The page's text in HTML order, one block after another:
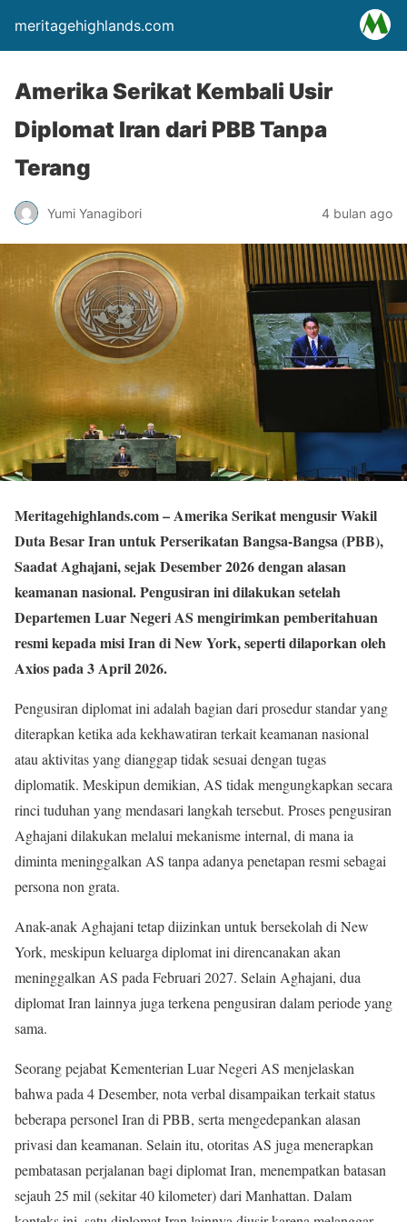
meritagehighlands.com
Amerika Serikat Kembali Usir
Diplomat Iran dari PBB Tanpa
Terang
Yumi Yanagibori 4 bulan ago
Meritagehighlands.com– Amerika Serikat mengusir Wakil
Duta Besar Iran untuk Perserikatan Bangsa-Bangsa (PBB),
Saadat Aghajani, sejak Desember 2026 dengan alasan
keamanan nasional. Pengusiran ini dilakukan setelah
Departemen Luar Negeri AS mengirimkan pemberitahuan
resmi kepada misi Iran di New York, seperti dilaporkan oleh
Axios pada 3 April 2026.
Pengusiran diplomat ini adalah bagian dari prosedur standar yang
diterapkan ketika ada kekhawatiran terkait keamanan nasional
atau aktivitas yang dianggap tidak sesuai dengan tugas
diplomatik. Meskipun demikian, AS tidak mengungkapkan secara
rinci tuduhan yang mendasari langkah tersebut. Proses pengusiran
Aghajani dilakukan melalui mekanisme internal, di mana ia
diminta meninggalkan AS tanpa adanya penetapan resmi sebagai
persona non grata.
Anak-anak Aghajani tetap diizinkan untuk bersekolah di New
York, meskipun keluarga diplomat ini direncanakan akan
meninggalkan AS pada Februari 2027. Selain Aghajani, dua
diplomat Iran lainnya juga terkena pengusiran dalam periode yang
sama.
Seorang pejabat Kementerian Luar Negeri AS menjelaskan
bahwa pada 4 Desember, nota verbal disampaikan terkait status
beberapa personel Iran di PBB, serta mengedepankan alasan
privasi dan keamanan. Selain itu, otoritas AS juga menerapkan
pembatasan perjalanan bagi diplomat Iran, menempatkan batasan
sejauh 25 mil (sekitar 40 kilometer) dari Manhattan. Dalam